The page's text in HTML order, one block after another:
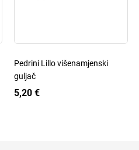
Pedrini Lillo višenamjenski
guljač
5,20 €